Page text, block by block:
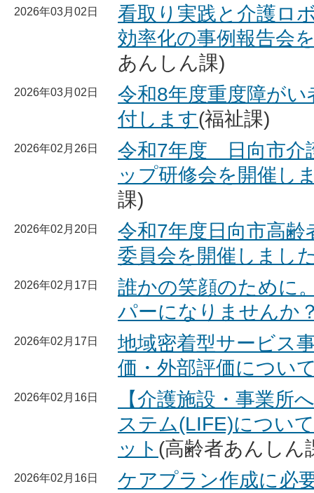
2026年03月02日
看取り実践と介護ロ
効率化の事例報告会
あんしん課)
2026年03月02日
令和8年度重度障が
付します(福祉課)
2026年02月26日
令和7年度 日向市介
ップ研修会を開催し
課)
2026年02月20日
令和7年度日向市高齢
委員会を開催しまし
2026年02月17日
誰かの笑顔のために
パーになりませんか
2026年02月17日
地域密着型サービス
価・外部評価につい
2026年02月16日
【介護施設・事業所
ステム(LIFE)につい
ット (高齢者あんしん
2026年02月16日
ケアプラン作成に必